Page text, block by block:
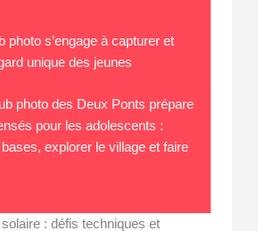
photo s’engage à capturer et
unique des jeunes
photo des Deux Ponts prépare
pour les adolescents :
explorer le village et faire
solaire : défis techniques et